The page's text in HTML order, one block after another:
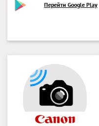
Перейти Google Play